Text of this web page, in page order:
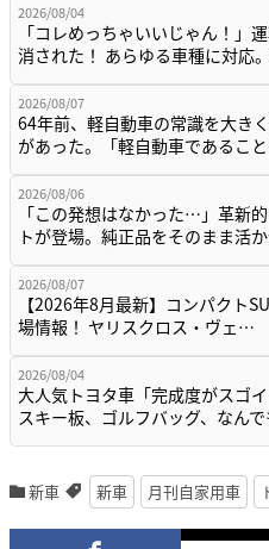
2026/08/04
「コレめっちゃいいじゃん！」
消された！ あらゆる車種に対応
2026/08/07
64年前、軽自動車の常識を大き
があった。「軽自動車であるこ
2026/08/06
「この発想はなかった…」革新
トが登場。純正品をそのまま活
2026/08/07
【2026年8月最新】コンパクト
場情報！ ヤリスクロス・ヴェ…
2026/08/04
大人気トヨタ車「完成度がスゴ
スキー板、ゴルフバッグ、なん
新車 新車 月刊自家用車